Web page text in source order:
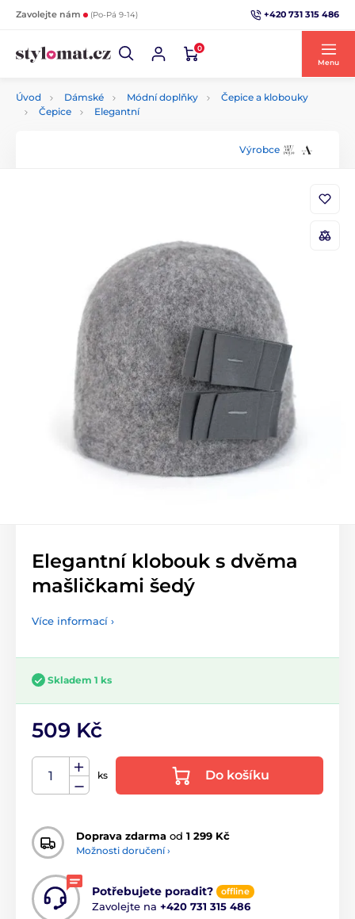
Zavolejte nám (Po-Pá 9-14) +420 731 315 486
0
Menu
Úvod Dámské Módní doplňky
Čepice a klobouky
Čepice
Elegantní
Výrobce
Elegantní klobouk s dvěma
mašličkami šedý
Více informací ›
Skladem 1 ks
509 Kč
ks Do košíku
Doprava zdarma od 1 299 Kč
Možnosti doručení ›
Potřebujete poradit? offline
Zavolejte na +420 731 315 486